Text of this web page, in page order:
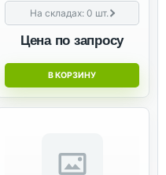
На складах:0 шт.
Цена по запросу
В КОРЗИНУ